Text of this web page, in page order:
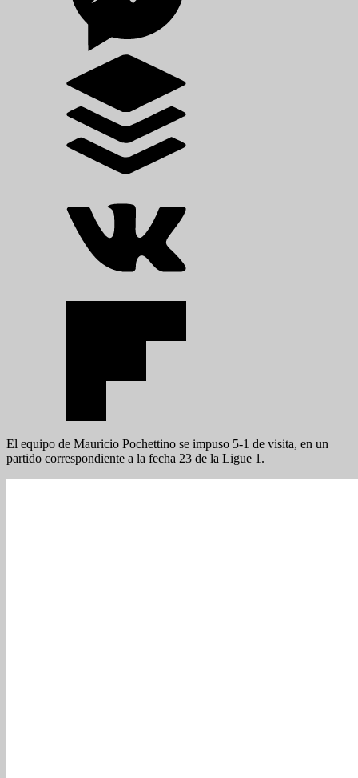
El equipo de Mauricio Pochettino se impuso 5-1 de visita, en un
partido correspondiente a la fecha 23 de la Ligue 1.